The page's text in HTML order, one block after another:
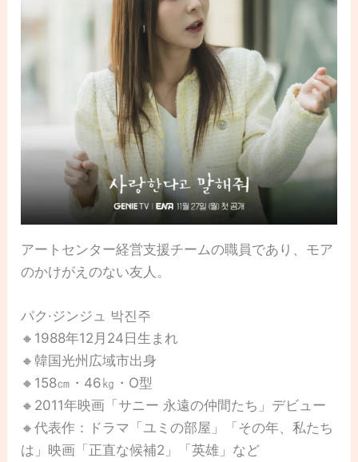
アートセンター経営支援チームの職員であり、モア
のかけがえのない友人。
パク·ジンジュ 박진주
🔸1988年12月24日生まれ
🔸韓国光州広域市出身
🔸158㎝・46㎏・O型
🔸2011年映画「サニー 永遠の仲間たち」デビュー
🔸代表作：ドラマ「ユミの部屋」「その年、私たち
は」映画「正直な候補2」「英雄」など